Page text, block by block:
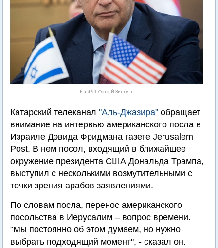
Flash90. Фото: Й.Зиндель
Катарский телеканал "Аль-Джазира" обращает
внимание на интервью американского посла в
Израиле Дэвида Фридмана газете Jerusalem
Post. В нем посол, входящий в ближайшее
окружение президента США Дональда Трампа,
выступил с несколькими возмутительными с
точки зрения арабов заявлениями.
По словам посла, перенос американского
посольства в Иерусалим – вопрос времени.
"Мы постоянно об этом думаем, но нужно
выбрать подходящий момент", - сказал он.